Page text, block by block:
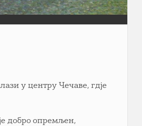
у центру Чечаве, гдје
добро опремљен,